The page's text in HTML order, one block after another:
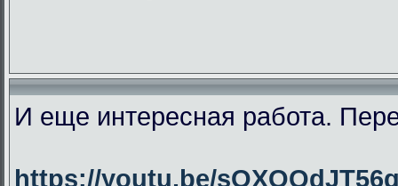
И еще интересная работа.
https://youtu.be/